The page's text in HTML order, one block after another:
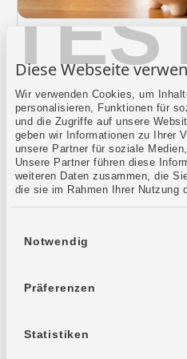
Diese Webseite
Wir verwenden Cookies, um
personalisieren, Funktionen für
und die Zugriffe auf unsere
geben wir Informationen zu Ihrer
unsere Partner für soziale
Unsere Partner führen diese
weiteren Daten zusammen, die
die sie im Rahmen Ihrer Nutzung
Notwendig
Präferenzen
Statistiken
Lohnt sich ein
Bank WIR auf jeden
Auch wenn die Zinsen
vor einigen Jahren, bleibt
ein wichtiger Bestandteil
Planung. Es kombiniert
Übersichtlichkeit. Genau
es nach wie vor attraktiv.
Verfasst von:
Ivana Scaturro